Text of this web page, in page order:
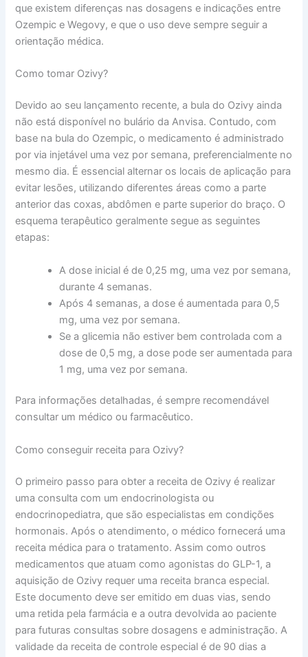
que existem diferenças nas dosagens e indicações entre
Ozempic e Wegovy, e que o uso deve sempre seguir a
orientação médica.
Como tomar Ozivy?
Devido ao seu lançamento recente, a bula do Ozivy ainda
não está disponível no bulário da Anvisa. Contudo, com
base na bula do Ozempic, o medicamento é administrado
por via injetável uma vez por semana, preferencialmente no
mesmo dia. É essencial alternar os locais de aplicação para
evitar lesões, utilizando diferentes áreas como a parte
anterior das coxas, abdômen e parte superior do braço. O
esquema terapêutico geralmente segue as seguintes
etapas:
A dose inicial é de 0,25 mg, uma vez por semana,
durante 4 semanas.
Após 4 semanas, a dose é aumentada para 0,5
mg, uma vez por semana.
Se a glicemia não estiver bem controlada com a
dose de 0,5 mg, a dose pode ser aumentada para
1 mg, uma vez por semana.
Para informações detalhadas, é sempre recomendável
consultar um médico ou farmacêutico.
Como conseguir receita para Ozivy?
O primeiro passo para obter a receita de Ozivy é realizar
uma consulta com um endocrinologista ou
endocrinopediatra, que são especialistas em condições
hormonais. Após o atendimento, o médico fornecerá uma
receita médica para o tratamento. Assim como outros
medicamentos que atuam como agonistas do GLP-1, a
aquisição de Ozivy requer uma receita branca especial.
Este documento deve ser emitido em duas vias, sendo
uma retida pela farmácia e a outra devolvida ao paciente
para futuras consultas sobre dosagens e administração. A
validade da receita de controle especial é de 90 dias a